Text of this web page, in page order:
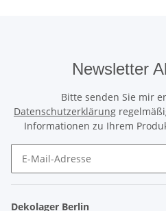
Newsletter
Bitte senden Sie mir
Datenschutzerklärung
Informationen zu Ihrem
Dekolager Berlin